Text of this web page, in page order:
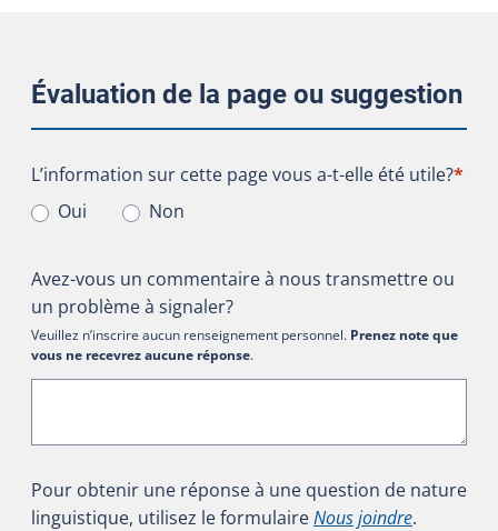
Évaluation de la page ou suggestion
L’information sur cette page vous a-t-elle été utile?
L’information sur cette page vous a-t-elle été utile?*
Oui
Non
Avez-vous un commentaire à nous transmettre ou
un problème à signaler?
Veuillez n’inscrire aucun renseignement personnel. Prenez note que
vous ne recevrez aucune réponse.
Pour obtenir une réponse à une question de nature
linguistique, utilisez le formulaireNous joindre.